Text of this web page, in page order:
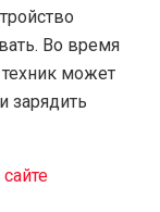
Во время
может
зарядить
сайте